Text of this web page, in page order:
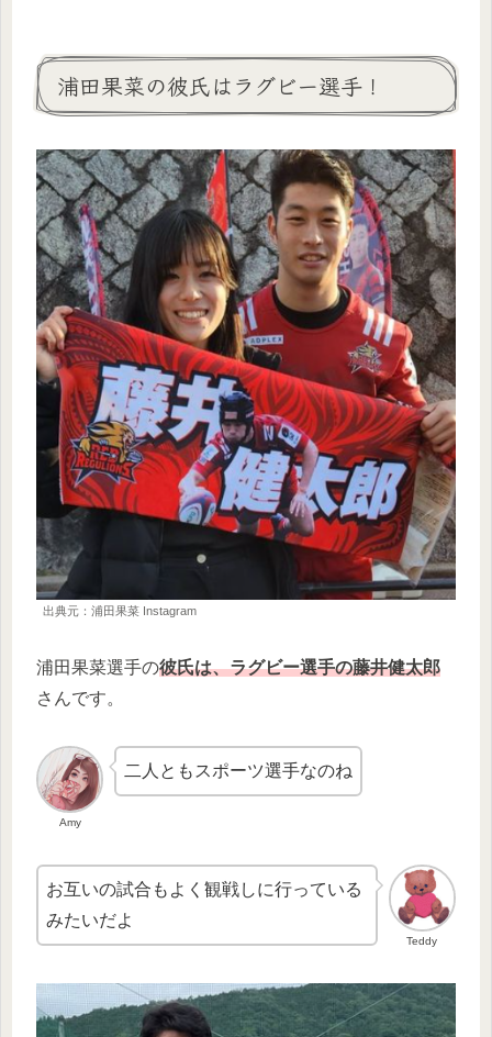
浦田果菜の彼氏はラグビー選手！
出典元：浦田果菜 Instagram
浦田果菜選手の彼氏は、ラグビー選手の藤井健太郎
さんです。
Amy
二人ともスポーツ選手なのね
Teddy
お互いの試合もよく観戦しに行っている
みたいだよ